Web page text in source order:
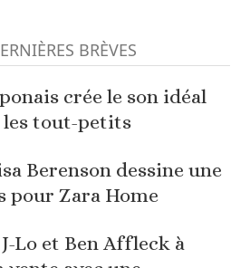
BRÈVES
crée le son idéal
tout-petits
Berenson dessine une
pour Zara Home
Lo et Ben Affleck à